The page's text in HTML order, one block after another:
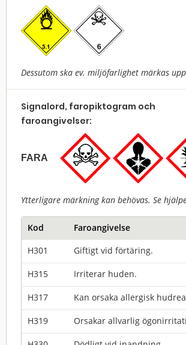
Dessutom ska ev. miljöfarlighet märkas
Signalord, faropiktogram och
faroangivelser:
FARA
Ytterligare märkning kan behövas. Se
Kod
Faroangivelse
H301
Giftigt vid förtäring.
H315 Irriterar huden.
H317 Kan orsaka allergisk
H319 Orsakar allvarlig